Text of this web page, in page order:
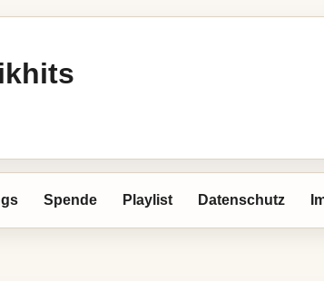
Spende Playlist Datenschutz